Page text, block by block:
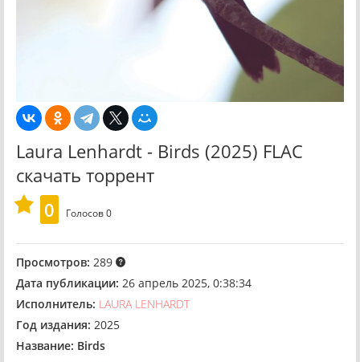
Laura Lenhardt - Birds (2025) FLAC
скачать торрент
0
Голосов0
Просмотров: 289
Дата публикации: 26 апрель 2025, 0:38:34
Исполнитель: LAURA LENHARDT
Год издания: 2025
Название: Birds